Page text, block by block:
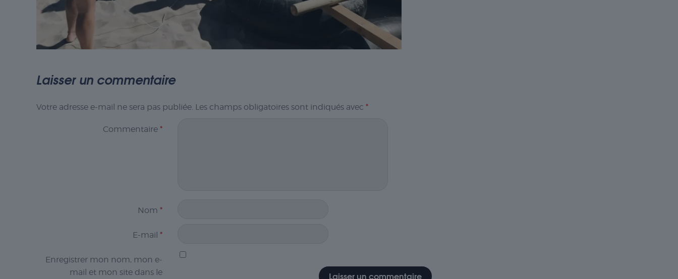
Laisser un commentaire
Votre adresse e-mail ne sera pas publiée. Les champs obligatoires sont indiqués avec *
Commentaire *
Nom *
E-mail *
Enregistrer mon nom, mon e-
mail et mon site dans le